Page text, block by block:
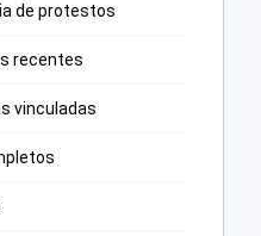
de protestos
recentes
vinculadas